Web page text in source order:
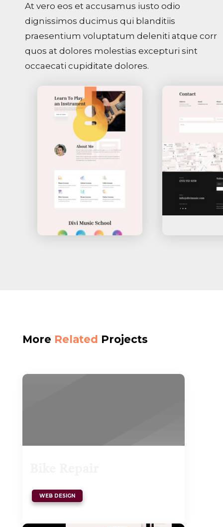
At vero eos et accusamus iusto odio
dignissimos ducimus qui blanditiis
praesentium voluptatum deleniti atque corr
quos at dolores molestias excepturi sint
occaecati cupiditate dolores.
More Related Projects
WEB DESIGN